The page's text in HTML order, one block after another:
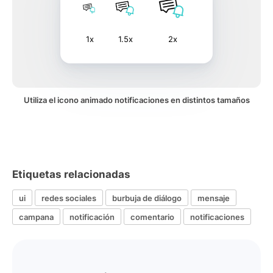
1x 1.5x 2x
Utiliza el icono animado notificaciones en distintos tamaños
Etiquetas relacionadas
ui redes sociales burbuja de diálogo
mensaje
campana
notificación comentario notificaciones